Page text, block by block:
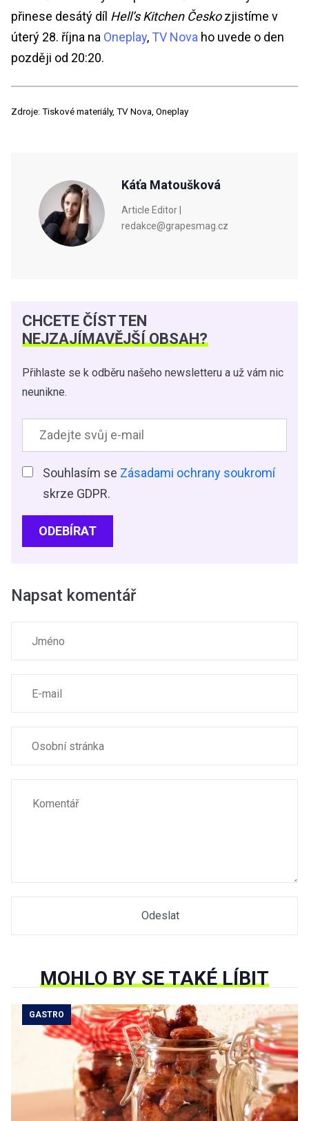
přinese desátý díl Hell’s Kitchen Českozjistíme v
úterý 28. října na Oneplay, TV Nova ho uvede o den
později od 20:20.
Zdroje: Tiskové materiály, TV Nova, Oneplay
Káťa Matoušková
Article Editor |
redakce@grapesmag.cz
CHCETE ČÍST TEN
NEJZAJÍMAVĚJŠÍ OBSAH?
Přihlaste se k odběru našeho newsletteru a už vám nic
neunikne.
Souhlasím se Zásadami ochrany soukromí
skrze GDPR.
ODEBÍRAT
Napsat komentář
MOHLO BY SE TAKÉ LÍBIT
GASTRO